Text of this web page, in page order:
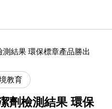
區
結果 環保標章產品勝出
教育
劑檢測結果 環保